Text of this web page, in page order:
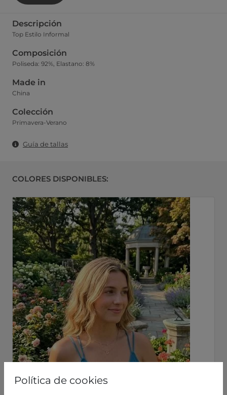
Política de cookies
Descripción
Top Estilo Informal
Composición
Poliseda: 92%, Elastano: 8%
Made in
China
Colección
Primavera-Verano
Guía de tallas
COLORES DISPONIBLES: